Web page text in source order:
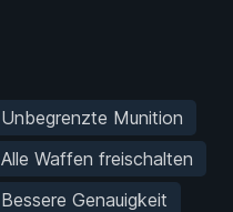
Unbegrenzte Munition
Alle Waffen freischalten
Bessere Genauigkeit